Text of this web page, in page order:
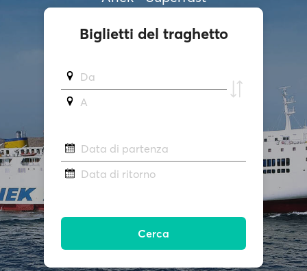
Biglietti del traghetto
Da
A
Data di partenza
Data di ritorno
Cerca